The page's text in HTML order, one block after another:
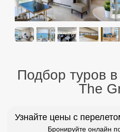
Узнайте цены с
Бронируйте онлайн
Екатеринбург
Н. Новгород